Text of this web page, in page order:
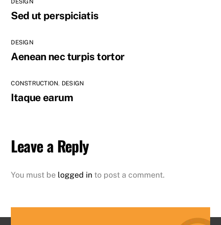
DESIGN
Sed ut perspiciatis
DESIGN
Aenean nec turpis tortor
CONSTRUCTION, DESIGN
Itaque earum
Leave a Reply
You must be logged in to post a comment.